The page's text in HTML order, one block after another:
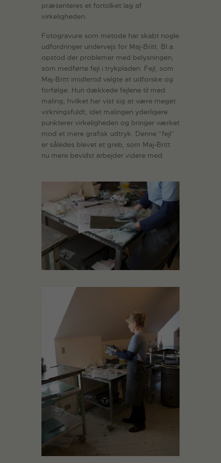
præsenteres et fortolket lag af
virkeligheden.
Fotogravure som metode har skabt nogle
udfordringer undervejs for Maj-Britt. Bl.a.
opstod der problemer med belysningen,
som medførte fejl i trykpladen. Fejl, som
Maj-Britt imidlertid valgte at udforske og
forfølge. Hun dækkede fejlene til med
maling, hvilket har vist sig at være meget
virkningsfuldt, idet malingen yderligere
punkterer virkeligheden og bringer værket
mod et mere grafisk udtryk. Denne ”fejl”
er således blevet et greb, som Maj-Britt
nu mere bevidst arbejder videre med.